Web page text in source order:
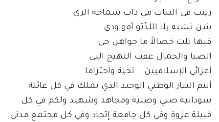
زينب فى البنات مى داب سماحة الزى
شن تشبه بلا اللدّتو أمو ودى
فيها تلت خصالاً ما حواهن حى
الصبا والجمال عقب اللهيج النى
أعزائي الإسلاميين … تحية واحتراما
أنتم التيار الوطني الوحيد الذي يملك في كل عائلة
سودانية صبي وصبية ومجاهد وشهيد ولكم في كل
قبيلة عزوة وفي كل جامعة إتحاد وفي كل مجتمع مدني